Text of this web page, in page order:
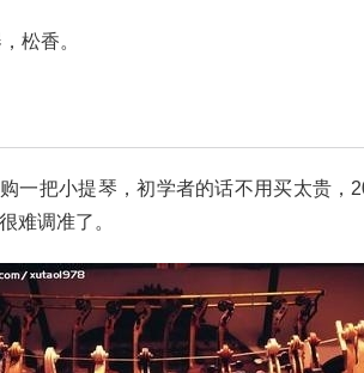
松香。
一把小提琴，初学者的话不用买太贵
难调准了。